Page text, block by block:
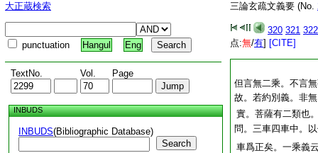
大正蔵検索
punctuation Hangul Eng
TextNo. Vol. Page
INBUDS
INBUDS(Bibliographic Database)
Search
三論玄疏文義要 (No.
320 321 322
点:無/有] [CITE]
但言無二乘。不言
故。若約別義。非
實。菩薩有二類也
問。三車四車中。
車爲正矣。一乘義